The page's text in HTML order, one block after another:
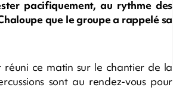
pacifiquement, au rythme des
que le groupe a rappelé sa
réuni ce matin sur le chantier de la
sont au rendez-vous pour